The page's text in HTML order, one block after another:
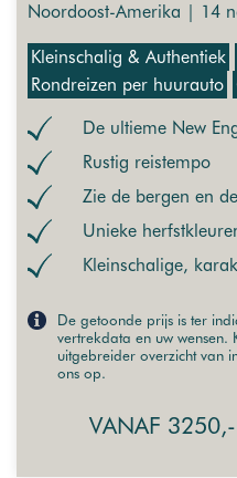
Noordoost-Amerika | 14
Kleinschalig & Authentiek
Rondreizen per huurauto
De ultieme New
Rustig reistempo
Zie de bergen en
Unieke
Kleinschalige,
De getoonde prijs is ter
vertrekdata en uw
uitgebreider overzicht van
ons op.
VANAF 3250,-